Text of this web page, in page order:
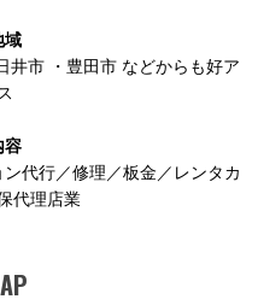
域
井市 ・ 豊田市 などからも好ア
容
代行／修理／板金／レンタカ
代理店業